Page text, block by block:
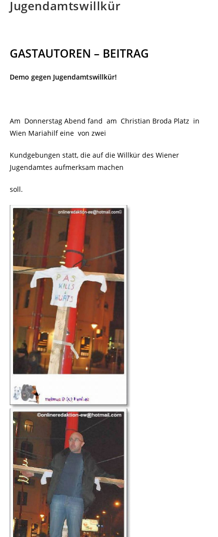
Jugendamtswillkür
GASTAUTOREN – BEITRAG
Demo gegen Jugendamtswillkür!
Am Donnerstag Abend fand am Christian Broda Platz in
Wien Mariahilf eine von zwei
Kundgebungen statt, die auf die Willkür des Wiener
Jugendamtes aufmerksam machen
soll.